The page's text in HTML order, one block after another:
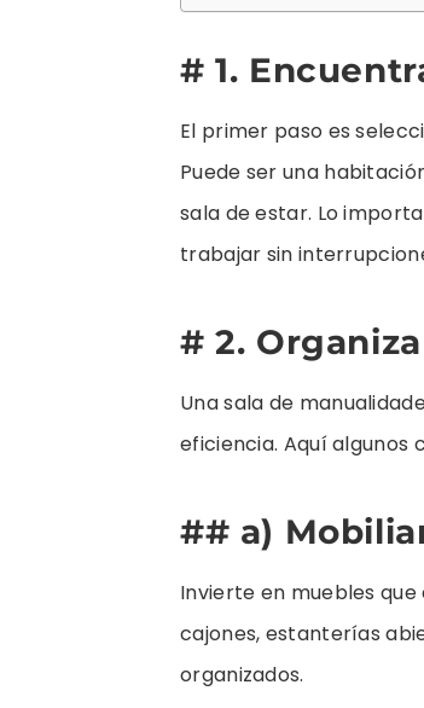
# 1.
El primer paso es
Puede ser una
sala de estar. Lo
trabajar sin
# 2.
Una sala de
eficiencia. Aquí algunos
## a)
Invierte en muebles
cajones, estanterías
organizados.